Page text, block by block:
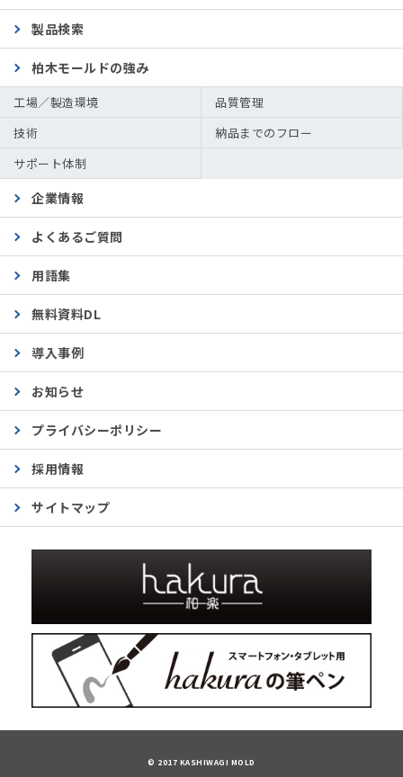
製品検索
柏木モールドの強み
工場／製造環境
品質管理
技術
納品までのフロー
サポート体制
企業情報
よくあるご質問
用語集
無料資料DL
導入事例
お知らせ
プライバシーポリシー
採用情報
サイトマップ
© 2017 KASHIWAGI MOLD